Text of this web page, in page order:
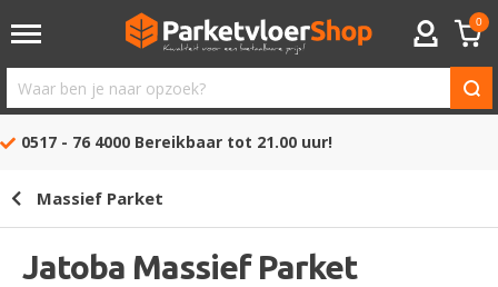
ACCOUNT
0
Waar
ben
opzoek?
0517 - 76 4000 Bereikbaar tot 21.00 uur!
Massief Parket
Jatoba Massief Parket